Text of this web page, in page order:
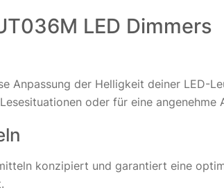
LED Dimmers
Anpassung der Helligkeit deiner LED-
oder für eine angenehme
konzipiert und garantiert eine